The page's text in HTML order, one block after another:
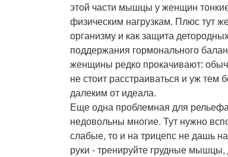
этой части мышцы у женщин
физическим нагрузкам. Плюс тут
организму и как защита
поддержания гормонального
женщины редко прокачивают:
не стоит расстраиваться и уж тем
далеким от идеала.
Еще одна проблемная для рельефа
недовольны многие. Тут нужно
слабые, то и на трицепс не дашь
руки - тренируйте грудные